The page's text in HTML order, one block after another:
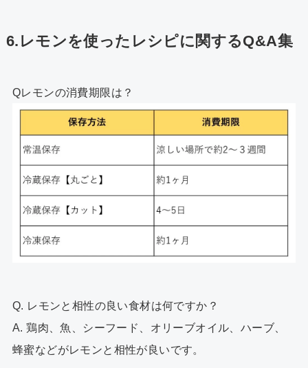
6.レモンを使ったレシピに関するQ&A集
Qレモンの消費期限は？
Q. レモンと相性の良い食材は何ですか？
A. 鶏肉、魚、シーフード、オリーブオイル、ハーブ、
蜂蜜などがレモンと相性が良いです。